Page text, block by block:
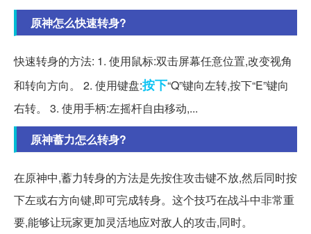
原神怎么快速转身?
快速转身的方法: 1. 使用鼠标:双击屏幕任意位置,改变视角
和转向方向。 2. 使用键盘:按下“Q”键向左转,按下“E”键向
右转。 3. 使用手柄:左摇杆自由移动,...
原神蓄力怎么转身?
在原神中,蓄力转身的方法是先按住攻击键不放,然后同时按
下左或右方向键,即可完成转身。这个技巧在战斗中非常重
要,能够让玩家更加灵活地应对敌人的攻击,同时。